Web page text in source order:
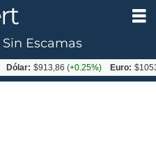
Sin Escamas
$913,86(+0.25%) Euro: $1053,08 (-